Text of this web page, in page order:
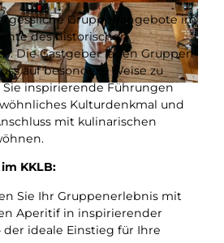
reserved. |
CC-BY
© KKLB Beromünster |CC-BY
Gruppenangebote im
des historischen
Die Gastgeber laden Gruppen
auf besondere Weise zu
inspirierende Führungen
Kulturdenkmal und
mit kulinarischen
KKLB:
Sie Ihr Gruppenerlebnis mit
Aperitif in inspirierender
der ideale Einstieg für Ihre